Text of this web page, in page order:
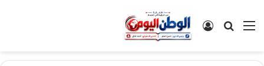
القائمةبحث عن تسجيل الدخول